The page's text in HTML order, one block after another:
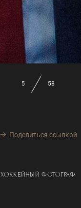
5 58
Поделиться ссылкой
ХОККЕЙНЫЙ ФОТОГРАФ